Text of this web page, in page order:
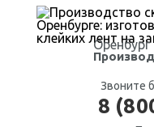
Оренбург
Звоните
8